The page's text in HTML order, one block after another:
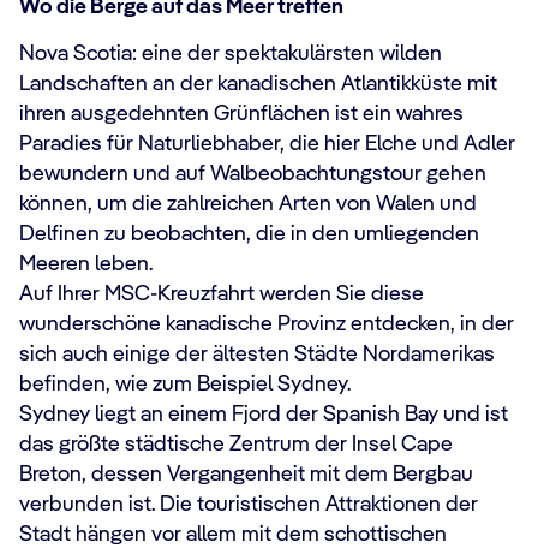
Wo die Berge auf das Meer treffen
Nova Scotia: eine der spektakulärsten wilden
Landschaften an der kanadischen Atlantikküste mit
ihren ausgedehnten Grünflächen ist ein wahres
Paradies für Naturliebhaber, die hier Elche und Adler
bewundern und auf Walbeobachtungstour gehen
können, um die zahlreichen Arten von Walen und
Delfinen zu beobachten, die in den umliegenden
Meeren leben.
Auf Ihrer MSC-Kreuzfahrt werden Sie diese
wunderschöne kanadische Provinz entdecken, in der
sich auch einige der ältesten Städte Nordamerikas
befinden, wie zum Beispiel Sydney.
Sydney liegt an einem Fjord der Spanish Bay und ist
das größte städtische Zentrum der Insel Cape
Breton, dessen Vergangenheit mit dem Bergbau
verbunden ist. Die touristischen Attraktionen der
Stadt hängen vor allem mit dem schottischen